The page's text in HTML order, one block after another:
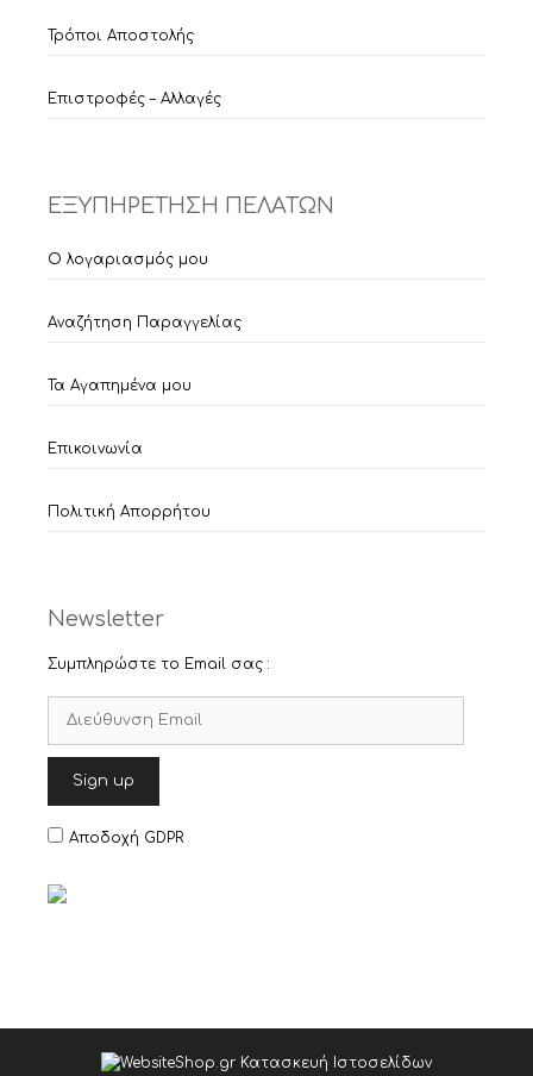
Τρόποι Αποστολής
Επιστροφές – Αλλαγές
ΕΞΥΠΗΡΕΤΗΣΗ ΠΕΛΑΤΩΝ
Ο λογαριασμός μου
Αναζήτηση Παραγγελίας
Τα Αγαπημένα μου
Επικοινωνία
Πολιτική Απορρήτου
Newsletter
Συμπληρώστε το Email σας :
Αποδοχή GDPR
Original
€19,62Η